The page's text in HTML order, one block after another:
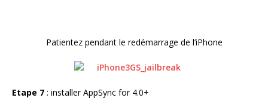
Patientez pendant le redémarrage de l’iPhone
Etape 7 : installer AppSync for 4.0+